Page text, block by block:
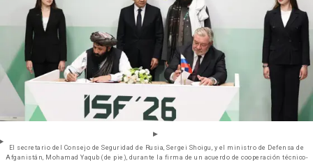
El secretario del Consejo de Seguridad de Rusia, Sergei Shoigu, y el ministro de Defensa de
Afganistán, Mohamad Yaqub (de pie), durante la firma de un acuerdo de cooperación técnico-